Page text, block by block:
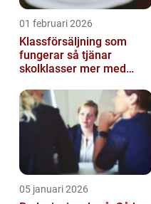
01 februari 2026
Klassförsäljning som
fungerar så tjänar
skolklasser mer med
05 januari 2026